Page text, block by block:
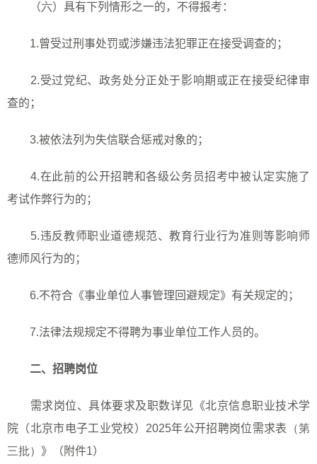
（六）具有下列情形之一的，不得报考：
1.曾受过刑事处罚或涉嫌违法犯罪正在接受调查的；
2.受过党纪、政务处分正处于影响期或正在接受纪律审
查的；
3.被依法列为失信联合惩戒对象的；
4.在此前的公开招聘和各级公务员招考中被认定实施了
考试作弊行为的；
5.违反教师职业道德规范、教育行业行为准则等影响师
德师风行为的；
6.不符合《事业单位人事管理回避规定》有关规定的；
7.法律法规规定不得聘为事业单位工作人员的。
二、招聘岗位
需求岗位、具体要求及职数详见《北京信息职业技术学
院（北京市电子工业党校） 2025年公开招聘岗位需求表 （第
三批） 》（附件1）